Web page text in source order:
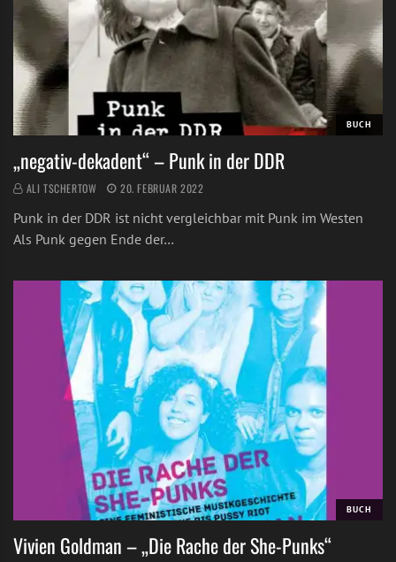
BUCH
„negativ-dekadent“ – Punk in der DDR
ALI TSCHERTOW 20. FEBRUAR 2022
Punk in der DDR ist nicht vergleichbar mit Punk im Westen
Als Punk gegen Ende der…
BUCH
Vivien Goldman – „Die Rache der She-Punks“